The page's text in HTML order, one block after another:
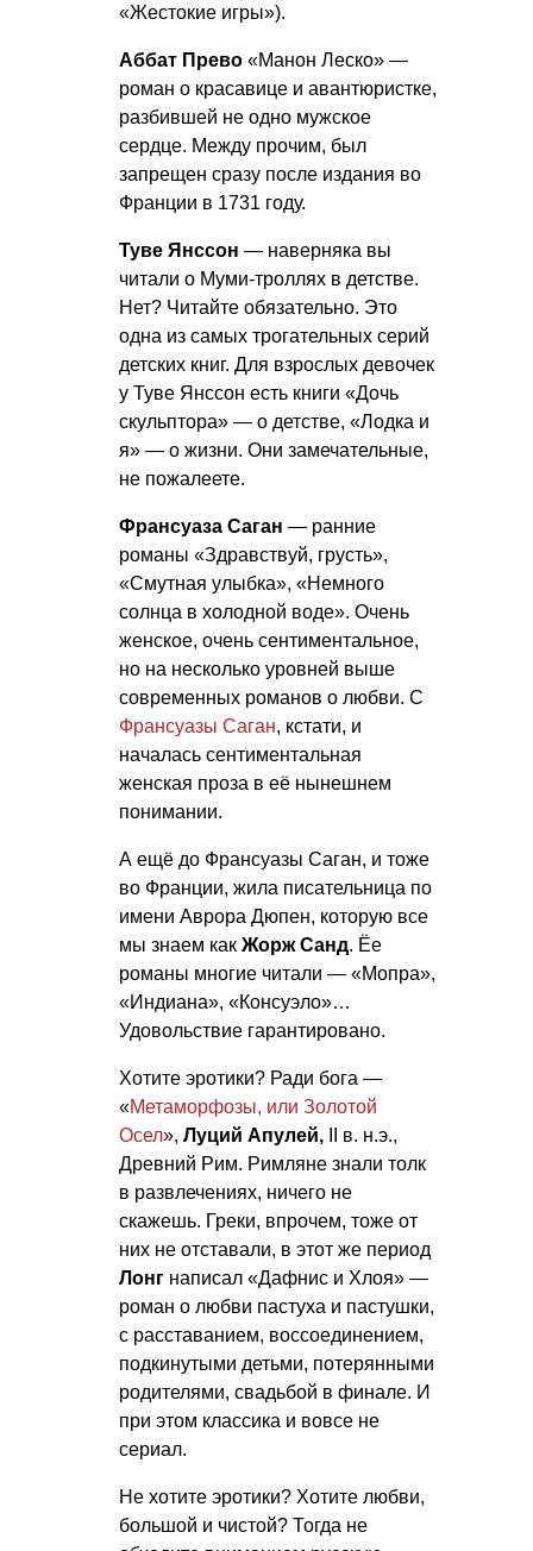
«Жестокие игры»).
Аббат Прево «Манон Леско» —
роман о красавице и авантюристке,
разбившей не одно мужское
сердце. Между прочим, был
запрещен сразу после издания во
Франции в 1731 году.
Туве Янссон — наверняка вы
читали о Муми-троллях в детстве.
Нет? Читайте обязательно. Это
одна из самых трогательных серий
детских книг. Для взрослых девочек
у Туве Янссон есть книги «Дочь
скульптора» — о детстве, «Лодка и
я» — о жизни. Они замечательные,
не пожалеете.
Франсуаза Саган — ранние
романы «Здравствуй, грусть»,
«Смутная улыбка», «Немного
солнца в холодной воде». Очень
женское, очень сентиментальное,
но на несколько уровней выше
современных романов о любви. С
Франсуазы Саган, кстати, и
началась сентиментальная
женская проза в её нынешнем
понимании.
А ещё до Франсуазы Саган, и тоже
во Франции, жила писательница по
имени Аврора Дюпен, которую все
мы знаем как Жорж Санд. Ёе
романы многие читали — «Мопра»,
«Индиана», «Консуэло»…
Удовольствие гарантировано.
Хотите эротики? Ради бога —
«Метаморфозы, или Золотой
Осел», Луций Апулей, II в. н.э.,
Древний Рим. Римляне знали толк
в развлечениях, ничего не
скажешь. Греки, впрочем, тоже от
них не отставали, в этот же период
Лонг написал «Дафнис и Хлоя» —
роман о любви пастуха и пастушки,
с расставанием, воссоединением,
подкинутыми детьми, потерянными
родителями, свадьбой в финале. И
при этом классика и вовсе не
сериал.
Не хотите эротики? Хотите любви,
большой и чистой? Тогда не